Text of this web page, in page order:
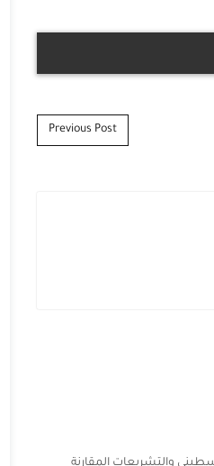
Previous Post
والتشريعات المقارنة